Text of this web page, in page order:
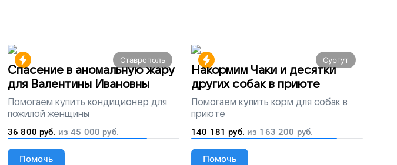
Ставрополь
Спасение в аномальную жару
для Валентины Ивановны
Помогаем купить кондиционер для
пожилой женщины
36 800 руб. из45 000 руб.
Помочь
Сургут
Накормим Чаки и десятки
других собак в приюте
Помогаем купить корм для собак в
приюте
140 181 руб. из 163 200 руб.
Помочь